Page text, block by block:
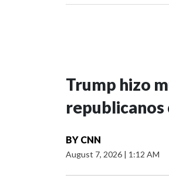
Trump hizo
republicanos
BY CNN
August 7, 2026 | 1:12 AM